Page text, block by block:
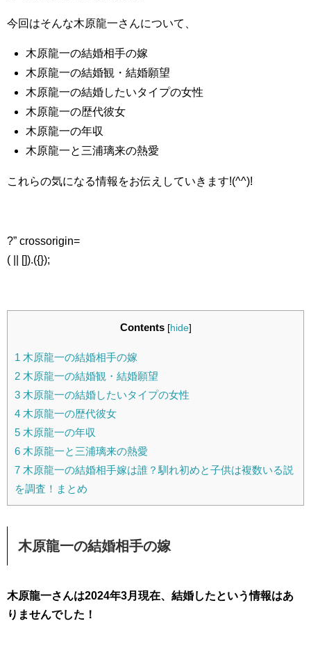
今回はそんな木原龍一さんについて、
木原龍一の結婚相手の嫁
木原龍一の結婚観・結婚願望
木原龍一の結婚したいタイプの女性
木原龍一の歴代彼女
木原龍一の年収
木原龍一と三浦璃来の熱愛
これらの気になる情報をお伝えしていきます!(^^)!
?” crossorigin=
( || []).({});
Contents [hide]
1 木原龍一の結婚相手の嫁
2 木原龍一の結婚観・結婚願望
3 木原龍一の結婚したいタイプの女性
4 木原龍一の歴代彼女
5 木原龍一の年収
6 木原龍一と三浦璃来の熱愛
7 木原龍一の結婚相手嫁は誰？馴れ初めと子供は複数いる説
を調査！まとめ
木原龍一の結婚相手の嫁
木原龍一さんは2024年3月現在、結婚したという情報はあ
りませんでした！